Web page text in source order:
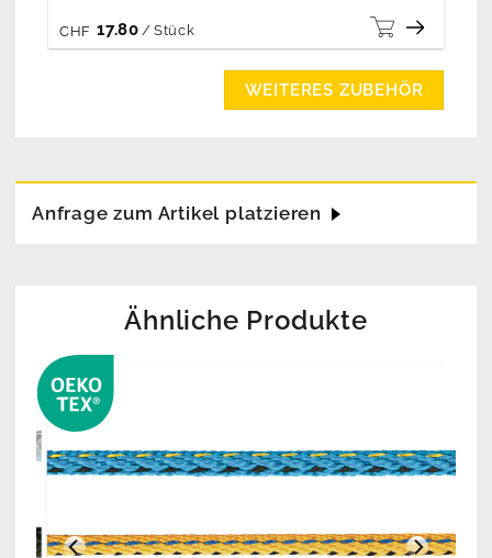
CHF 17.80 / Stück
WEITERES ZUBEHÖR
Anfrage zum Artikel platzieren
Ähnliche Produkte